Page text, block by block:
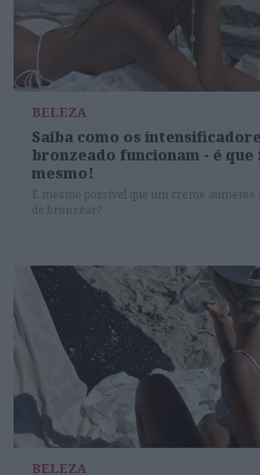
BELEZA
Saiba como os
bronzeado funcionam - é que
mesmo!
É mesmo possível que um creme aumente
de bronzear?
BELEZA